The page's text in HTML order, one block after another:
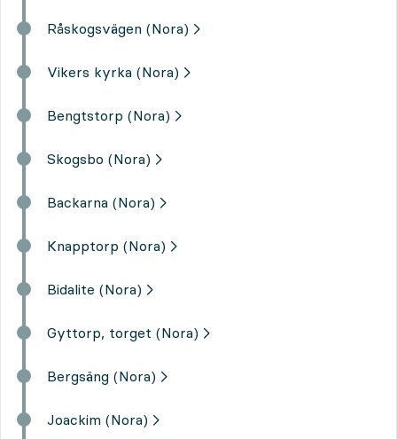
Råskogsvägen (Nora)
Vikers kyrka (Nora)
Bengtstorp (Nora)
Skogsbo (Nora)
Backarna (Nora)
Knapptorp (Nora)
Bidalite (Nora)
Gyttorp, torget (Nora)
Bergsäng (Nora)
Joackim (Nora)